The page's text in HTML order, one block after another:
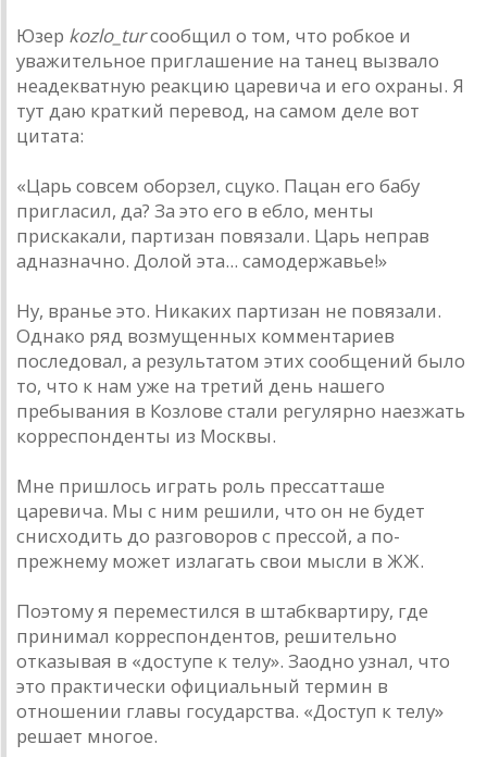
Юзер kozlo_turсообщил о том, что робкое и
уважительное приглашение на танец вызвало
неадекватную реакцию царевича и его охраны. Я
тут даю краткий перевод, на самом деле вот
цитата:
«Царь совсем оборзел, сцуко. Пацан его бабу
пригласил, да? За это его в ебло, менты
прискакали, партизан повязали. Царь неправ
адназначно. Долой эта... самодержавье!»
Ну, вранье это. Никаких партизан не повязали.
Однако ряд возмущенных комментариев
последовал, а результатом этих сообщений было
то, что к нам уже на третий день нашего
пребывания в Козлове стали регулярно наезжать
корреспонденты из Москвы.
Мне пришлось играть роль пресс­атташе
царевича. Мы с ним решили, что он не будет
снисходить до разговоров с прессой, а по­
прежнему может излагать свои мысли в ЖЖ.
Поэтому я переместился в штаб­квартиру, где
принимал корреспондентов, решительно
отказывая в «доступе к телу». Заодно узнал, что
это практически официальный термин в
отношении главы государства. «Доступ к телу»
решает многое.